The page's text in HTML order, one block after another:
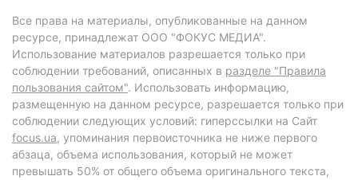
Все права на материалы, опубликованные на данном
ресурсе, принадлежат ООО "ФОКУС МЕДИА".
Использование материалов разрешается только при
соблюдении требований, описанных в разделе "Правила
пользования сайтом". Использовать информацию,
размещенную на данном ресурсе, разрешается только при
соблюдении следующих условий: гиперссылки на Сайт
focus.ua, упоминания первоисточника не ниже первого
абзаца, объема использования, который не может
превышать 50% от общего объема оригинального текста,